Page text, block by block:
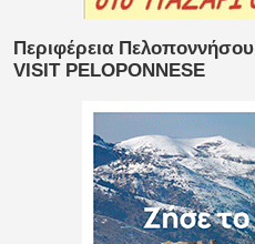
Περιφέρεια Πελοποννήσου
VISIT PELOPONNESE